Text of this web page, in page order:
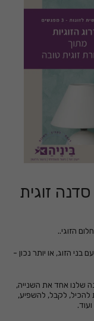
זוגית
הזוגי..
הזוג, או יותר נכון -
שלנו אחד את השנייה,
להכיל, לקבל, להשפיע,